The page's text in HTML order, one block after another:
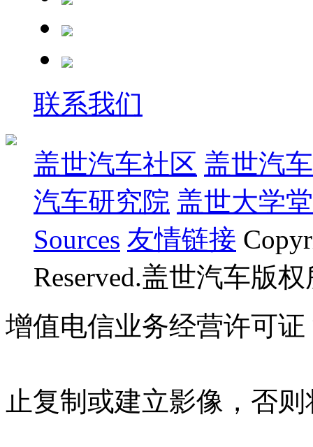
联系我们
盖世汽车社区 盖世汽
汽车研究院 盖世大学堂
Sources 友情链接
Reserved.盖世汽车版
增值电信业务经营许可证
止复制或建立影像，否